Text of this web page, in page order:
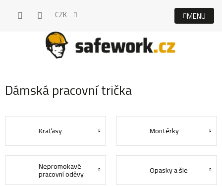
CZK
Dámská pracovní trička
Kraťasy Montérky
Nepromokavé
pracovní oděvy Opasky a šle